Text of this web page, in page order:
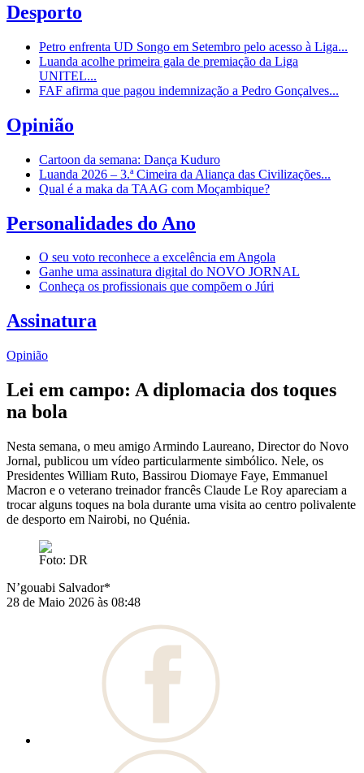
Desporto
Petro enfrenta UD Songo em Setembro pelo acesso à Liga...
Luanda acolhe primeira gala de premiação da Liga
UNITEL...
FAF afirma que pagou indemnização a Pedro Gonçalves...
Opinião
Cartoon da semana: Dança Kuduro
Luanda 2026 – 3.ª Cimeira da Aliança das Civilizações...
Qual é a maka da TAAG com Moçambique?
Personalidades do Ano
O seu voto reconhece a excelência em Angola
Ganhe uma assinatura digital do NOVO JORNAL
Conheça os profissionais que compõem o Júri
Assinatura
Opinião
Lei em campo: A diplomacia dos toques
na bola
Nesta semana, o meu amigo Armindo Laureano, Director do Novo
Jornal, publicou um vídeo particularmente simbólico. Nele, os
Presidentes William Ruto, Bassirou Diomaye Faye, Emmanuel
Macron e o veterano treinador francês Claude Le Roy apareciam a
trocar alguns toques na bola durante uma visita ao centro polivalente
de desporto em Nairobi, no Quénia.
Foto: DR
N’gouabi Salvador*
28 de Maio 2026 às 08:48